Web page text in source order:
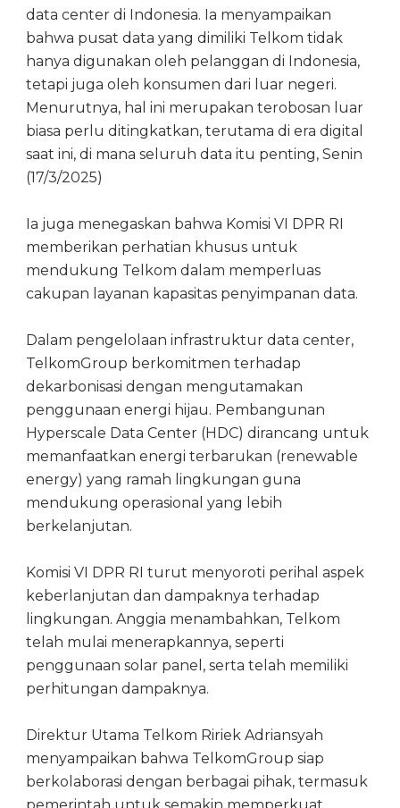
data center di Indonesia. Ia menyampaikan
bahwa pusat data yang dimiliki Telkom tidak
hanya digunakan oleh pelanggan di Indonesia,
tetapi juga oleh konsumen dari luar negeri.
Menurutnya, hal ini merupakan terobosan luar
biasa perlu ditingkatkan, terutama di era digital
saat ini, di mana seluruh data itu penting, Senin
(17/3/2025)
Ia juga menegaskan bahwa Komisi VI DPR RI
memberikan perhatian khusus untuk
mendukung Telkom dalam memperluas
cakupan layanan kapasitas penyimpanan data.
Dalam pengelolaan infrastruktur data center,
TelkomGroup berkomitmen terhadap
dekarbonisasi dengan mengutamakan
penggunaan energi hijau. Pembangunan
Hyperscale Data Center (HDC) dirancang untuk
memanfaatkan energi terbarukan (renewable
energy) yang ramah lingkungan guna
mendukung operasional yang lebih
berkelanjutan.
Komisi VI DPR RI turut menyoroti perihal aspek
keberlanjutan dan dampaknya terhadap
lingkungan. Anggia menambahkan, Telkom
telah mulai menerapkannya, seperti
penggunaan solar panel, serta telah memiliki
perhitungan dampaknya.
Direktur Utama Telkom Ririek Adriansyah
menyampaikan bahwa TelkomGroup siap
berkolaborasi dengan berbagai pihak, termasuk